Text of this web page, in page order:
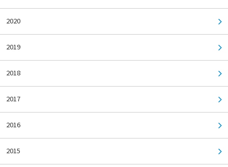
2020
2019
2018
2017
2016
2015